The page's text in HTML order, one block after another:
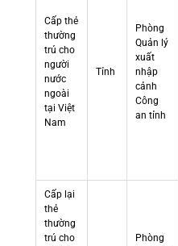
Cấp thẻ
thường
trú cho
người
nước
ngoài
tại Việt
Nam
Tỉnh
Phòng
Quản lý
xuất
nhập
cảnh
Công
an tỉnh
Cấp lại
thẻ
thường
trú cho
Phòng